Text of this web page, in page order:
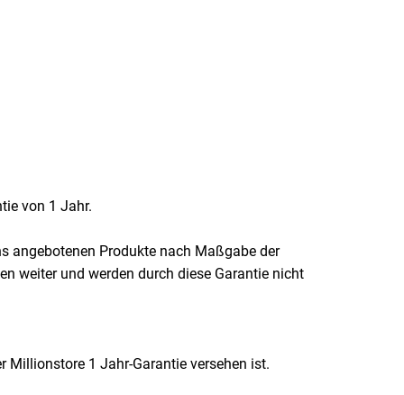
von 1 Jahr.
angebotenen Produkte nach Maßgabe der
weiter und werden durch diese Garantie nicht
Millionstore 1 Jahr-Garantie versehen ist.